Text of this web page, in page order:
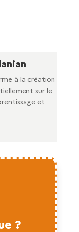
à la création
sur le
et
?